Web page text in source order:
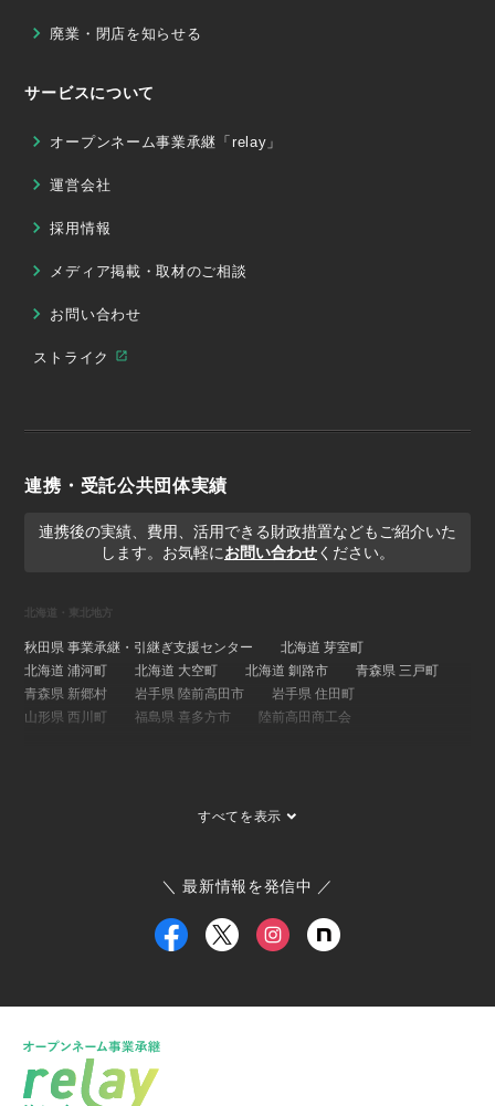
廃業・閉店を知らせる
サービスについて
オープンネーム事業承継「relay」
運営会社
採用情報
メディア掲載・取材のご相談
お問い合わせ
ストライク
連携・受託公共団体実績
連携後の実績、費用、活用できる財政措置などもご紹介いた
します。お気軽にお問い合わせください。
すべてを表示
北海道・東北地方
秋田県 事業承継・引継ぎ支援センター
北海道 芽室町
北海道 浦河町
北海道 大空町 北海道 釧路市
青森県 三戸町
青森県 新郷村
岩手県 陸前高田市
岩手県 住田町
山形県 西川町
福島県 喜多方市 陸前高田商工会
茨城県 稲敷市 群馬県 桐生市
小田原箱根商工会議所
福井県 事業承継・引継ぎ支援センター
富山県
新潟県 南魚沼市
新潟県 糸魚川市
新潟県 出雲崎町
新潟県 関川村
＼ 最新情報を発信中 ／